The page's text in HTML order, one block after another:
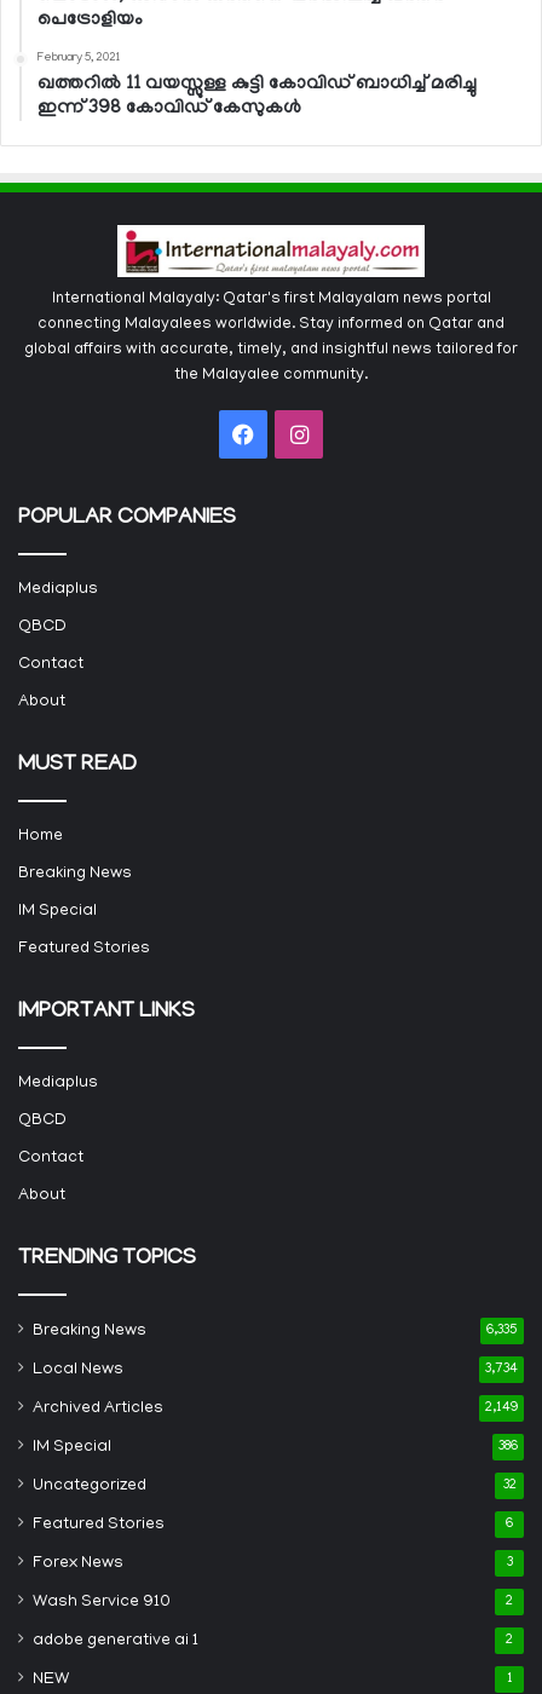
പെട്രോളിയം
February 5, 2021
ഖത്തറില്‍ 11 വയസ്സുള്ള കുട്ടി കോവിഡ് ബാധിച്ച് മരിച്ചു
ഇന്ന് 398 കോവിഡ് കേസുകള്‍
International Malayaly: Qatar's first Malayalam news portal
connecting Malayalees worldwide. Stay informed on Qatar and
global affairs with accurate, timely, and insightful news tailored for
the Malayalee community.
FacebookInstagram
POPULAR COMPANIES
Mediaplus
QBCD
Contact
About
MUST READ
Home
Breaking News
IM Special
Featured Stories
IMPORTANT LINKS
Mediaplus
QBCD
Contact
About
TRENDING TOPICS
Breaking News 6,335
Local News 3,734
Archived Articles 2,149
IM Special 386
Uncategorized 32
Featured Stories 6
Forex News 3
Wash Service 910 2
adobe generative ai 1 2
NEW 1